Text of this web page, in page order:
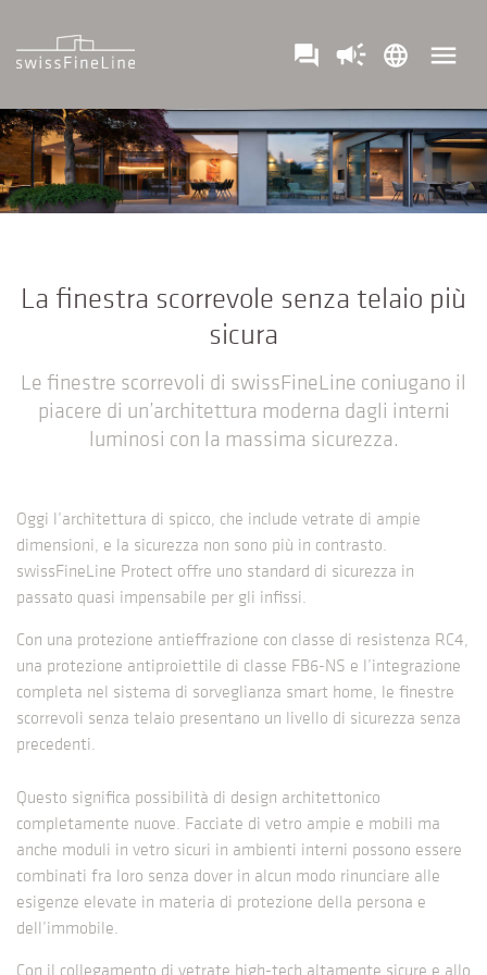
question_answer campaign language menu
La finestra scorrevole senza telaio più
sicura
Le finestre scorrevoli di swissFineLine coniugano il
piacere di un’architettura moderna dagli interni
luminosi con la massima sicurezza.
Oggi l’architettura di spicco, che include vetrate di ampie
dimensioni, e la sicurezza non sono più in contrasto.
swissFineLine Protect offre uno standard di sicurezza in
passato quasi impensabile per gli infissi.
Con una protezione antieffrazione con classe di resistenza RC4,
una protezione antiproiettile di classe FB6-NS e l’integrazione
completa nel sistema di sorveglianza smart home, le finestre
scorrevoli senza telaio presentano un livello di sicurezza senza
precedenti.
Questo significa possibilità di design architettonico
completamente nuove. Facciate di vetro ampie e mobili ma
anche moduli in vetro sicuri in ambienti interni possono essere
combinati fra loro senza dover in alcun modo rinunciare alle
esigenze elevate in materia di protezione della persona e
dell’immobile.
Con il collegamento di vetrate high-tech altamente sicure e allo